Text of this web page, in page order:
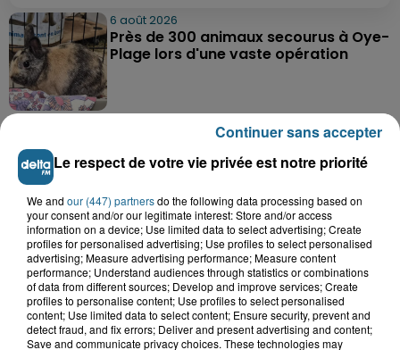
6 août 2026
Près de 300 animaux secourus à Oye-
Plage lors d'une vaste opération
Dunkerque : dix jeunes vont parcourir
9 000 km pour rencontrer...
6 août 2026
Blendecques : le jeune garçon de 12
ans qui s'était noyé est...
6 août 2026
Risque incendie dans le Nord : ce que
Le respect de votre vie privée est notre priorité
We and our (447) partnersdo the following data processing based on
your consent and/or our legitimate interest: Store and/or access
information on a device; Use limited data to select advertising; Create
profiles for personalised advertising; Use profiles to select personalised
advertising; Measure advertising performance; Measure content
performance; Understand audiences through statistics or combinations
of data from different sources; Develop and improve services; Create
profiles to personalise content; Use profiles to select personalised
content; Use limited data to select content; Ensure security, prevent and
detect fraud, and fix errors; Deliver and present advertising and content;
Save and communicate privacy choices. These technologies may
Continuer sans accepter